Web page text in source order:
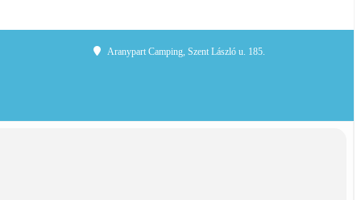
Aranypart Camping, Szent László u. 185.